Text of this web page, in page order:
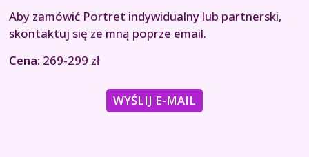
Aby zamówić Portret indywidualny lub partnerski,
skontaktuj się ze mną poprze email.
Cena: 269-299 zł
WYŚLIJ E-MAIL